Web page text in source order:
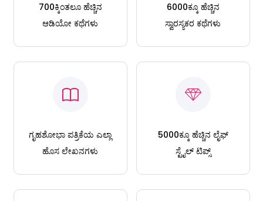
700ಕ್ಕಿಂತಲೂ ಹೆಚ್ಚಿನ
ಆಡಿಯೋ ಕಥೆಗಳು
6000ಕ್ಕೂ ಹೆಚ್ಚಿನ
ಸ್ವಾರಸ್ಯಕರ ಕಥೆಗಳು
ಗೃಹಶೋಭಾ ಪತ್ರಿಕೆಯ ಎಲ್ಲಾ
ಹೊಸ ಲೇಖನಗಳು
5000ಕ್ಕೂ ಹೆಚ್ಚಿನ ಲೈಫ್
ಸ್ಟೈಲ್ ಟಿಪ್ಸ್